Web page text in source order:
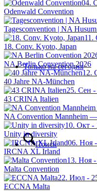
Только на сегодня
Поиск
04.
Odenwald Convention
Tagesconvention | NA
11.
18. Conv. Kyoto, Japan
NA Berlin Convention 2026
12.
40 Jahre NA-München
25. Сен
43 CRINA Italien
NA Convention Mannheim
10. Окт -
Unity in diversity
06. Ноя
IRCNA XL Irland
13. Ноя
Malta Convention
22. Июл -
ECCNA Malta